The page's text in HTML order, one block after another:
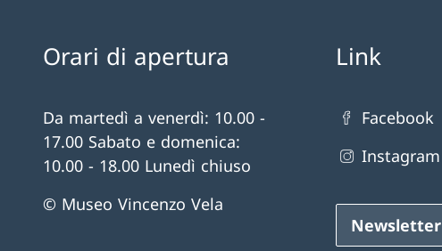
Orari di apertura
Da martedì a venerdì: 10.00 -
17.00 Sabato e domenica:
10.00 - 18.00 Lunedì chiuso
© Museo Vincenzo Vela
Link
Facebook
Instagram
Newsletter